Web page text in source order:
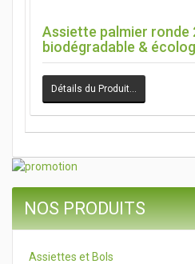
Assiette palmier ronde
biodégradable &
Détails du Produit…
NOS PRODUITS
Assiettes et Bols